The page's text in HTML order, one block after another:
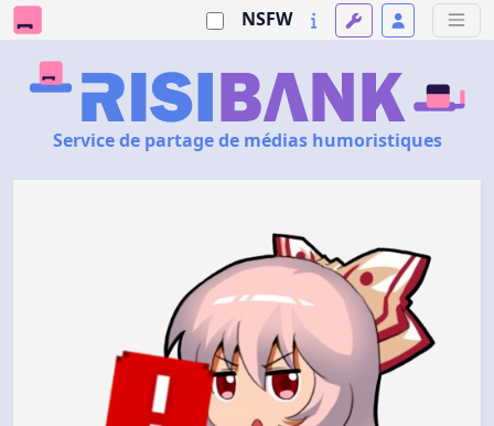
NSFW
Service de partage de médias humoristiques